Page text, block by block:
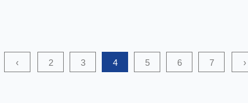
SFS) oferă oportunități pentru fabricarea de materiale de
filtrare sau membrane de separare mai du...
‹ 2 3 4 5 6 7 ›